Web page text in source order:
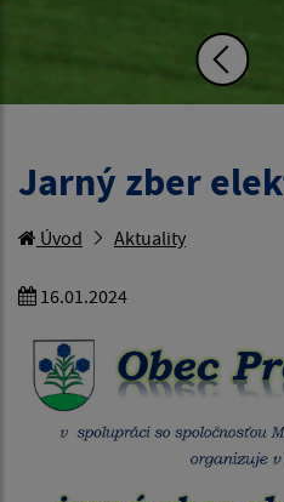
Jarný zber
Úvod Aktuality
16.01.2024